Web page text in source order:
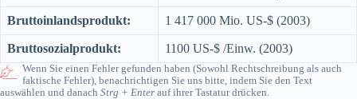
Bruttoinlandsprodukt: 1 417 000 Mio. US-$ (2003)
Bruttosozialprodukt: 1100 US-$ /Einw. (2003)
Wenn Sie einen Fehler gefunden haben (Sowohl Rechtschreibung als auch
faktische Fehler), benachrichtigen Sie uns bitte, indem Sie den Text
auswählen und danach Strg + Enter auf ihrer Tastatur drücken.